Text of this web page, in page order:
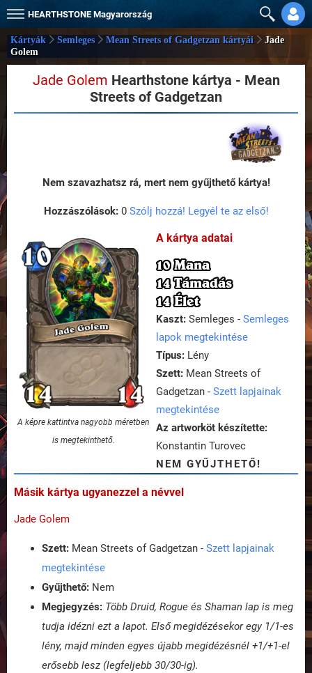
HEARTHSTONE Magyarország
Kártyák Semleges Mean Streets of Gadgetzan kártyái
Jade
Golem
Jade Golem Hearthstone kártya - Mean
Streets of Gadgetzan
Nem szavazhatsz rá, mert nem gyűjthető kártya!
Hozzászólások:0 Szólj hozzá! Legyél te az első!
A képre kattintva nagyobb méretben
is megtekinthető.
A kártya adatai
10 Mana
14 Támadás
14 Élet
Kaszt: Semleges - Semleges
lapok megtekintése
Típus: Lény
Szett: Mean Streets of
Gadgetzan - Szett lapjainak
megtekintése
Az artworköt készítette:
Konstantin Turovec
NEM GYŰJTHETŐ!
Másik kártya ugyanezzel a névvel
Jade Golem
Szett: Mean Streets of Gadgetzan - Szett lapjainak
megtekintése
Gyűjthető: Nem
Megjegyzés: Több Druid, Rogue és Shaman lap is meg
tudja idézni ezt a lapot. Első megidézésekor egy 1/1-es
lény, majd minden egyes újabb megidézésnél +1/+1-el
erősebb lesz (legfeljebb 30/30-ig).